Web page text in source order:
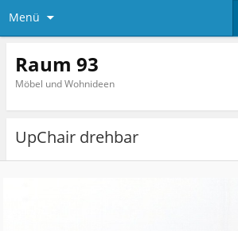
Menü
Raum 93
Möbel und Wohnideen
UpChair drehbar